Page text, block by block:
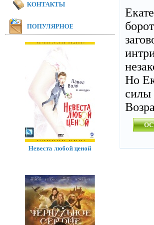
Но
силы
КОНТАКТЫ
ПОПУЛЯРНОЕ
Невеста любой ценой